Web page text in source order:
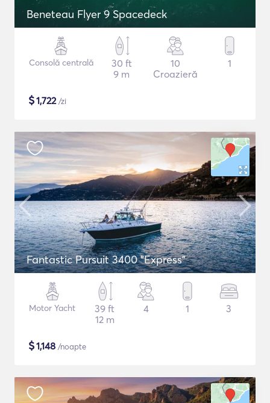
Beneteau Flyer 9 Spacedeck
Consolă centrală
30 ft
9 m
10
Croazieră
1
$1,722/zi
Fantastic Pursuit 3400 "Express"
Motor Yacht
39 ft
12 m
4 1 3
$1,148 /noapte